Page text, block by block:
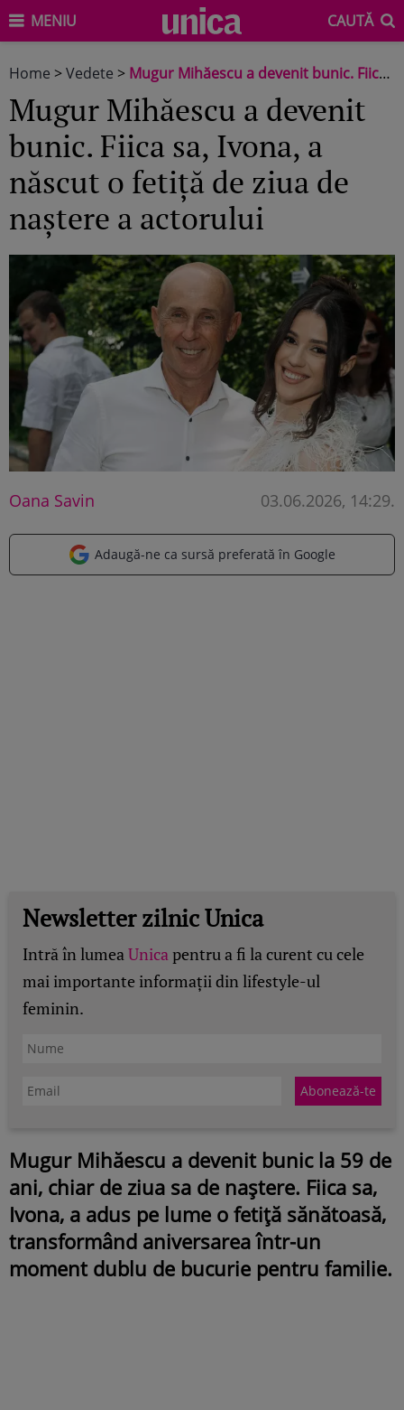
MENIU CAUTĂ
Home >Vedete > Mugur Mihăescu a devenit bunic. Fiica sa, Ivona, a născut o fetiță de ziua de naștere a actorului
Mugur Mihăescu a devenit
bunic. Fiica sa, Ivona, a
născut o fetiță de ziua de
naștere a actorului
Oana Savin 03.06.2026, 14:29.
Adaugă-ne ca sursă preferată în Google
Newsletter zilnic Unica
Intră în lumeaUnicapentru a fi la curent cu cele
mai importante informații din lifestyle-ul
feminin.
Mugur Mihăescu a devenit bunic la 59 de
ani, chiar de ziua sa de naștere. Fiica sa,
Ivona, a adus pe lume o fetiță sănătoasă,
transformând aniversarea într-un
moment dublu de bucurie pentru familie.